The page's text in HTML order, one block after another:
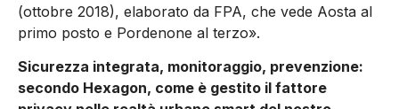
(ottobre 2018), elaborato da FPA, che vede Aosta al
primo posto e Pordenone al terzo».
Sicurezza integrata, monitoraggio, prevenzione:
secondo Hexagon, come è gestito il fattore